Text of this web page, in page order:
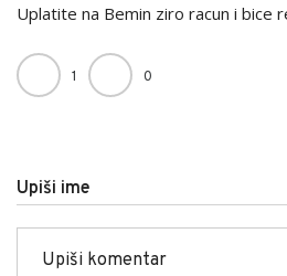
Uplatite na Bemin ziro racun i bice
1 0
Upiši ime